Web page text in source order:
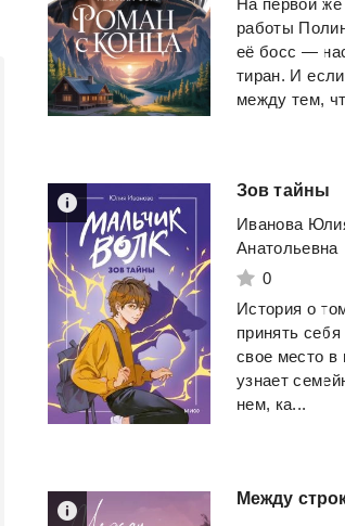
На первой
работы
её босс —
тиран. И
между тем,
Зов тайны
Иванова
Анатольевна
0
История о
принять себя
свое место в
узнает
нем, ка...
Между